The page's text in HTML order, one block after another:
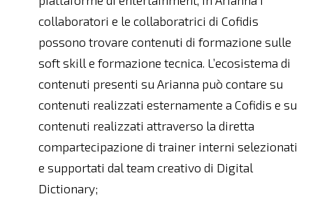
collaboratori e le collaboratrici di Cofidis
possono trovare contenuti di formazione sulle
soft skill e formazione tecnica. L’ecosistema di
contenuti presenti su Arianna può contare su
contenuti realizzati esternamente a Cofidis e su
contenuti realizzati attraverso la diretta
compartecipazione di trainer interni selezionati
e supportati dal team creativo di Digital
Dictionary;